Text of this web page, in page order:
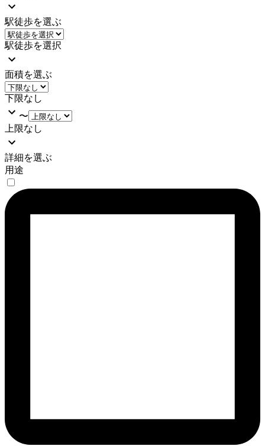
駅徒歩を選ぶ
駅徒歩を選択
面積を選ぶ
下限なし
〜
上限なし
詳細を選ぶ
用途